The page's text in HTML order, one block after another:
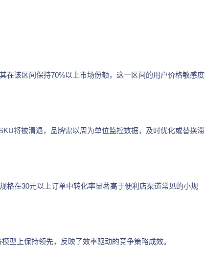
在该区间保持70%以上市场份额，这一区间的用户价格敏感度
将被清退，品牌需以周为单位监控数据，及时优化或替换滞
格在30元以上订单中转化率显著高于便利店渠道常见的小规
型上保持领先，反映了效率驱动的竞争策略成效。